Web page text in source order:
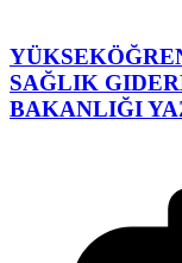
SAĞLIK
BAKANLIĞI